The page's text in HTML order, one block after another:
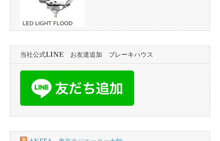
当社公式LINE お友達追加 ブレーキハウス